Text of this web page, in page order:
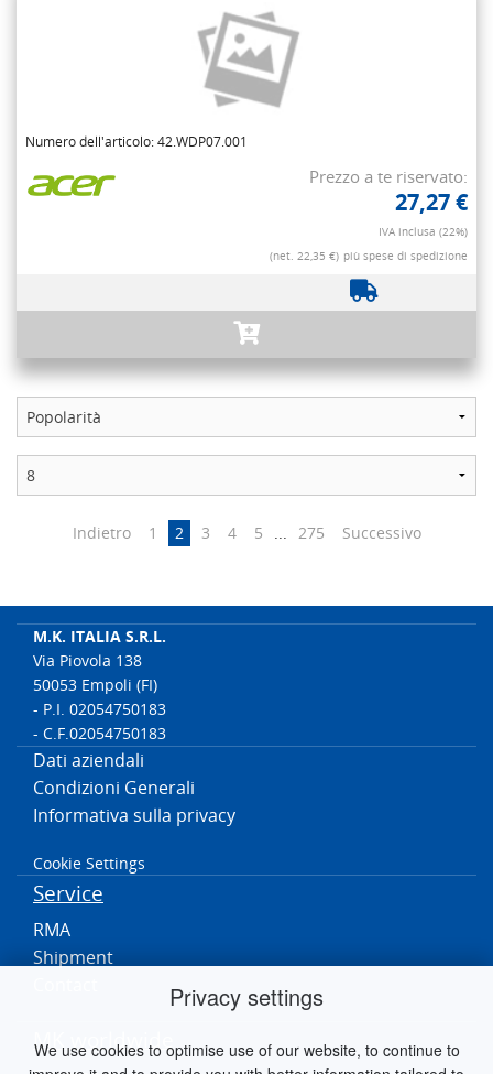
Privacy settings
We use cookies to optimise use of our website, to continue to
Numero dell'articolo: 42.WDP07.001
Prezzo a te riservato:
27,27 €
IVA inclusa (22%)
(net. 22,35 €) più spese di spedizione
Indietro 1 2 3 4 5 ... 275 Successivo
M.K. ITALIA S.R.L.
Via Piovola 138
50053 Empoli (FI)
- P.I. 02054750183
- C.F.02054750183
Dati aziendali
Condizioni Generali
Informativa sulla privacy
Cookie Settings
Service
RMA
Shipment
MK worldwide